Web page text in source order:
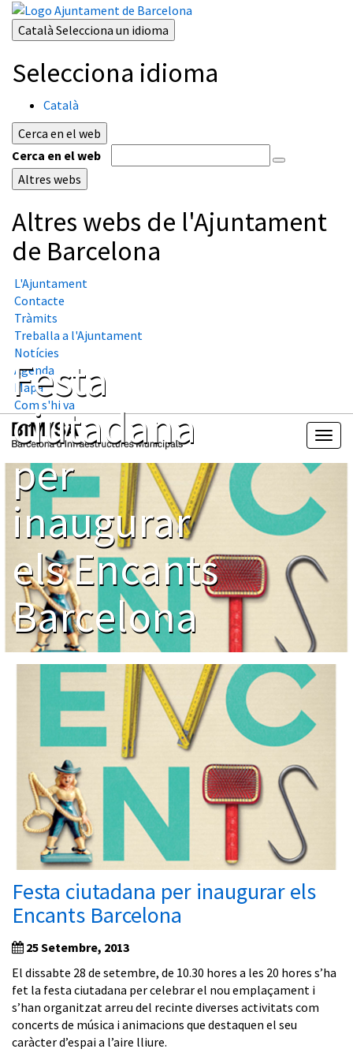
Català Selecciona un idioma
Selecciona idioma
Català
Cerca en el web
Cerca en el web
Altres webs
Altres webs de l'Ajuntament
de Barcelona
L'Ajuntament
Contacte
Tràmits
Treballa a l'Ajuntament
Notícies
Agenda
Mapa
Com s'hi va
Festa
ciutadana
per
inaugurar
els Encants
Barcelona
Festa ciutadana per inaugurar els
Encants Barcelona
25 Setembre, 2013
El dissabte 28 de setembre, de 10.30 hores a les 20 hores s’ha
fet la festa ciutadana per celebrar el nou emplaçament i
s’han organitzat arreu del recinte diverses activitats com
concerts de música i animacions que destaquen el seu
caràcter d’espai a l’aire lliure.